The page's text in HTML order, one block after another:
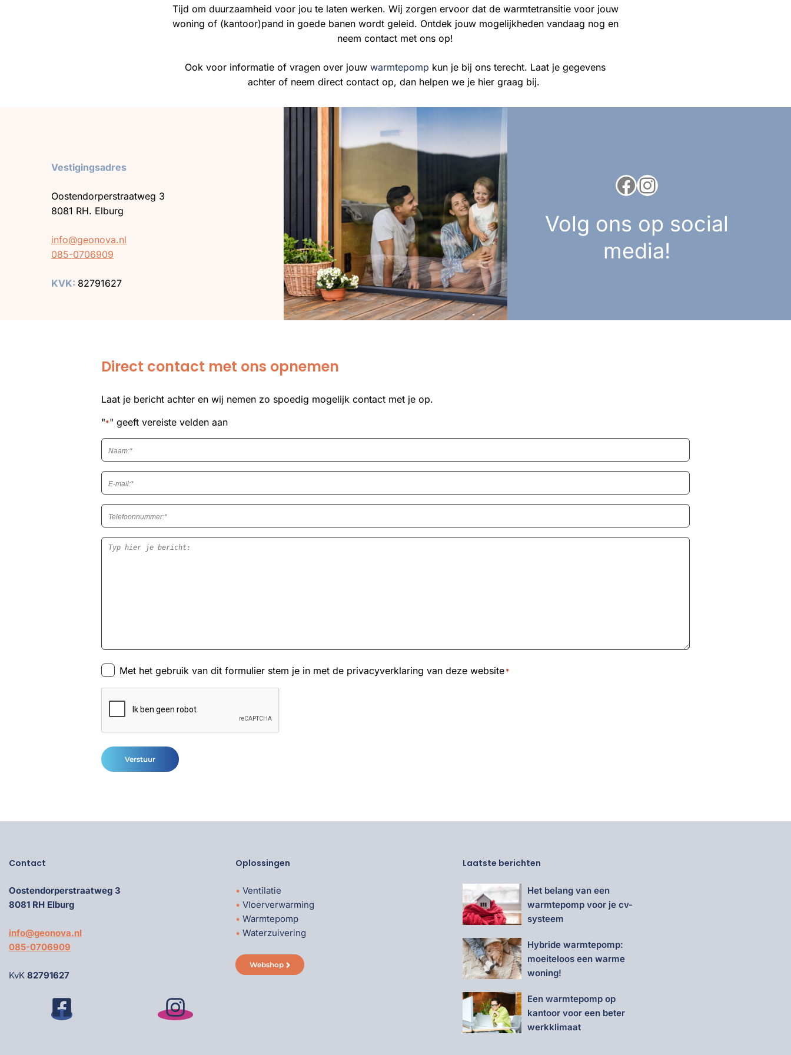
Tijd om duurzaamheid voor jou te laten werken. Wij zorgen ervoor dat de warmtetransitie voor jouw
woning of (kantoor)pand in goede banen wordt geleid. Ontdek jouw mogelijkheden vandaag nog en
neem contact met ons op!
Ook voor informatie of vragen over jouwwarmtepomp kun je bij ons terecht. Laat je gegevens
achter of neem direct contact op, dan helpen we je hier graag bij.
Vestigingsadres
Oostendorperstraatweg 3
8081 RH. Elburg
info@geonova.nl
085-0706909
KVK: 82791627
Facebook
Instagram
Volg ons op social
media!
Direct contact met ons opnemen
Laat je bericht achter en wij nemen zo spoedig mogelijk contact met je op.
"*" geeft vereiste velden aan
Naam
*
Email
*
Telefoon
*
Bericht
ConsentMet het gebruik van dit formulier stem je in met de privacyverklaring van deze website*
Contact
Oostendorperstraatweg 3
8081 RH Elburg
info@geonova.nl
085-0706909
KvK 82791627
Oplossingen
Ventilatie
Vloerverwarming
Warmtepomp
Waterzuivering
Webshop
Laatste berichten
Het belang van een
warmtepomp voor je cv-
systeem
Hybride warmtepomp:
moeiteloos een warme
woning!
Een warmtepomp op
kantoor voor een beter
werkklimaat